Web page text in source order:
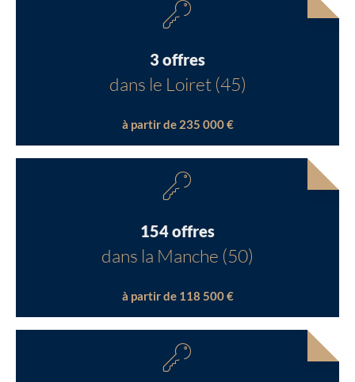
3 offres
dans le Loiret (45)
à partir de 235 000 €
154 offres
dans la Manche (50)
à partir de 118 500 €